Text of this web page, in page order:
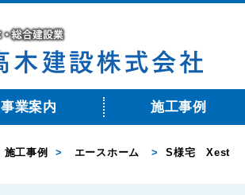
事業案内 施工事例
施工事例 > エースホーム > S様宅 Xest